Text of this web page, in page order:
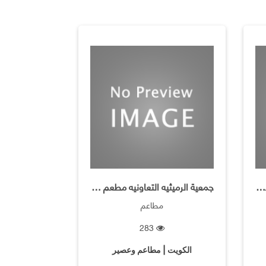
جمعية الرميثية التعاونية / فرع النخى والباجيلاء جمعية الرميثيه التعاونيه مطعم برجر كنج
مطاعم
الكويت | مطاعم وعصير